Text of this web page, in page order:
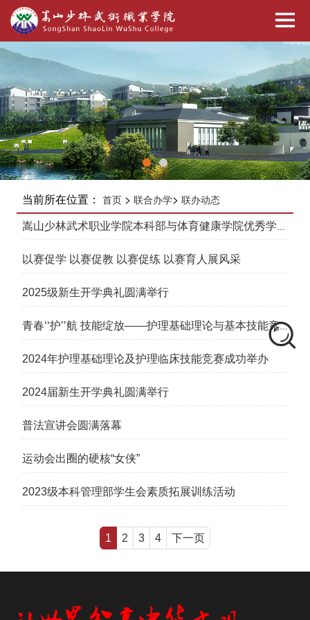
当前所在位置： 首页> 联合办学> 联办动态
嵩山少林武术职业学院本科部与体育健康学院优秀学子
升学经验分享
以赛促学 以赛促教 以赛促练 以赛育人展风采
2025级新生开学典礼圆满举行
青春‘‘护’’航 技能绽放——护理基础理论与基本技能竞
赛火热开赛
2024年护理基础理论及护理临床技能竞赛成功举办
2024届新生开学典礼圆满举行
普法宣讲会圆满落幕
运动会出圈的硬核“女侠”
2023级本科管理部学生会素质拓展训练活动
1 2 3 4 下一页